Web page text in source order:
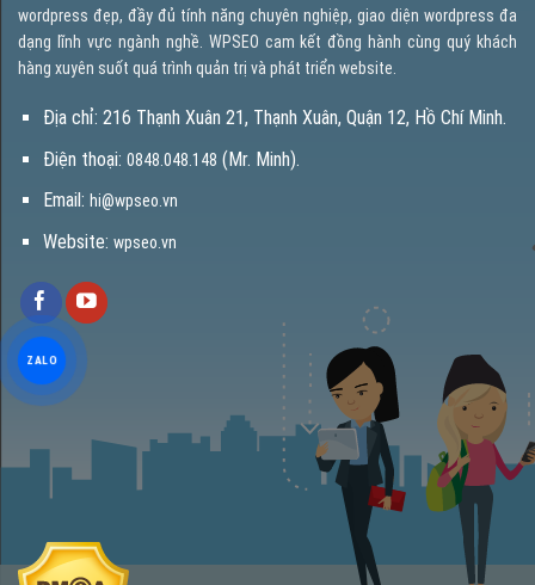
wordpress đẹp, đầy đủ tính năng chuyên nghiệp, giao diện wordpress đa
dạng lĩnh vực ngành nghề. WPSEO cam kết đồng hành cùng quý khách
hàng xuyên suốt quá trình quản trị và phát triển website.
Địa chỉ: 216 Thạnh Xuân 21, Thạnh Xuân, Quận 12, Hồ Chí Minh.
Điện thoại: 0848.048.148 (Mr. Minh).
Email: hi@wpseo.vn
Website: wpseo.vn
ZALO